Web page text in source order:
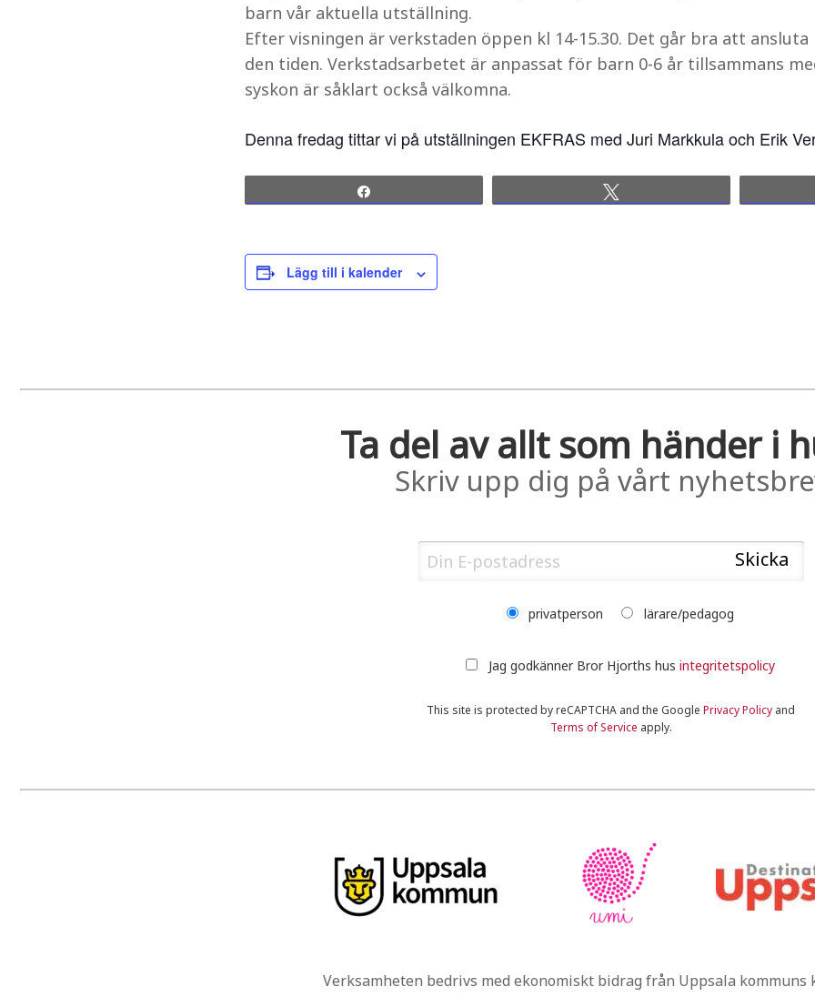
barn vår aktuella utställning.
Efter visningen är verkstaden öppen kl 14-15.30. Det går bra att
den tiden. Verkstadsarbetet är anpassat för barn 0-6 år tillsammans
syskon är såklart också välkomna.
Denna fredag tittar vi på utställningen EKFRAS med Juri Markkula och Erik
Lägg till i kalender
Ta del av allt som händer i
Skriv upp dig på vårt
privatperson lärare/pedagog
Jag godkänner Bror Hjorths hus integritetspolicy
This site is protected by reCAPTCHA and the GooglePrivacy Policy and
Terms of Service apply.
Verksamheten bedrivs med ekonomiskt bidrag från Uppsala kommuns